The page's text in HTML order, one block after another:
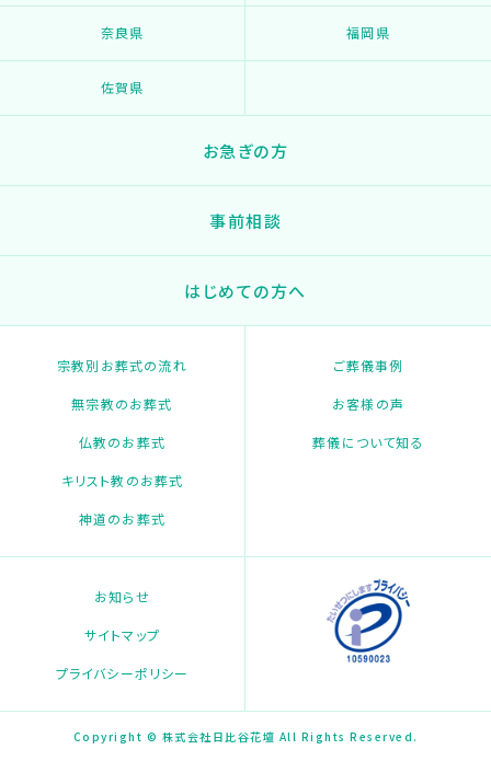
奈良県 福岡県
佐賀県
お急ぎの方
事前相談
はじめての方へ
宗教別お葬式の流れ
無宗教のお葬式
仏教のお葬式
キリスト教のお葬式
神道のお葬式
ご葬儀事例
お客様の声
葬儀について知る
お知らせ
サイトマップ
プライバシーポリシー
Copyright © 株式会社日比谷花壇 All Rights Reserved.